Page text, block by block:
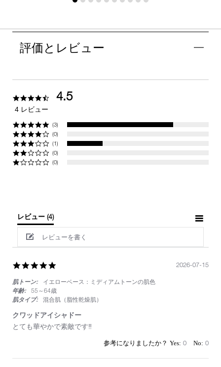
評価とレビュー
4.54.5
4 レビュー
(3)
(0)
(1)
(0)
(0)
レビュー (4)
レビューを書く
rating
肌トーン:
イエローベース：ミディアムトーンの肌色
年齢:
55～64歳
肌タイプ:
混合肌（脂性乾燥肌）
クワッドアイシャドー
Review
Jul
review
ッ
とても華やかで素敵です‼️
2026-07-15
0 0